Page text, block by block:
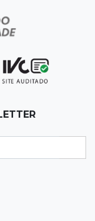
Neno